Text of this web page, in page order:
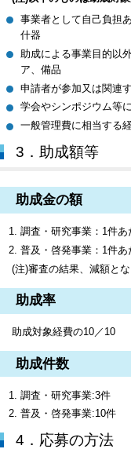
事業者として自己負担
什器
助成による事業目的以
ア、備品
申請者が参加又は関連
学会やシンポジウム等
一般管理費に相当する
3．助成額等
助成金の額
調査・研究事業：1件あ
普及・啓発事業：1件あ
(注)審査の結果、減額と
助成率
助成対象経費の10／10
助成件数
調査・研究事業:3件
普及・啓発事業:10件
4．応募の方法